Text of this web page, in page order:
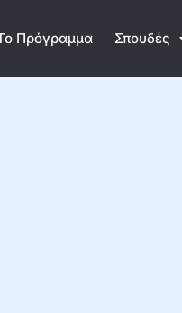
Πρόγραμμα Σπουδές